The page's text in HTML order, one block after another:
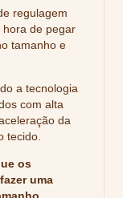
regulagem
hora de pegar
tamanho e
a tecnologia
com alta
da
tecido.
os
uma